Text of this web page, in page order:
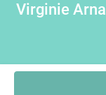
Virginie